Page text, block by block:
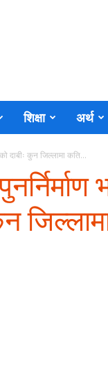
शिक्षा अर्थ
दाबीः कुन जिल्लामा कति...